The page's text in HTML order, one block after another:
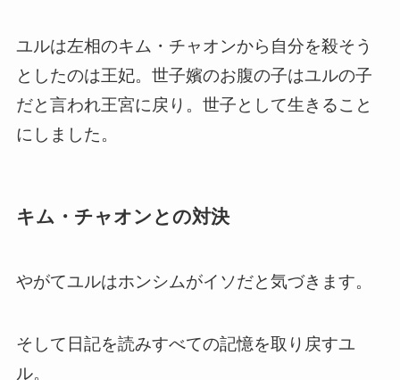
ユルは左相のキム・チャオンから自分を殺そう
としたのは王妃。世子嬪のお腹の子はユルの子
だと言われ王宮に戻り。世子として生きること
にしました。
キム・チャオンとの対決
やがてユルはホンシムがイソだと気づきます。
そして日記を読みすべての記憶を取り戻すユ
ル。